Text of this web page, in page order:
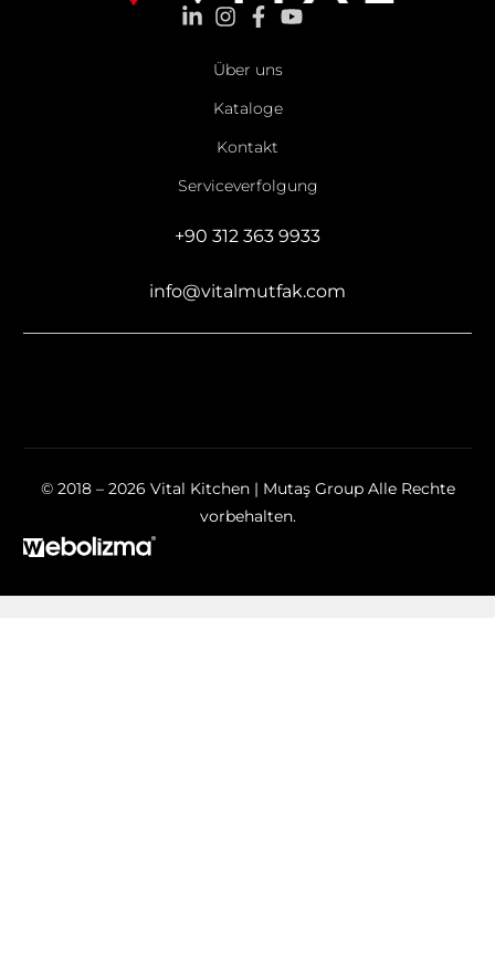
Über uns
Kataloge
Kontakt
Serviceverfolgung
+90 312 363 9933
info@vitalmutfak.com
© 2018 – 2026 Vital Kitchen | Mutaş Group Alle Rechte
vorbehalten.